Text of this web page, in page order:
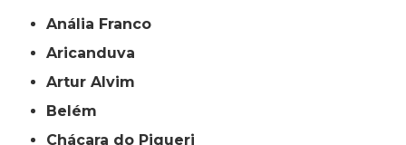
Anália Franco
Aricanduva
Artur Alvim
Belém
Chácara do Piqueri